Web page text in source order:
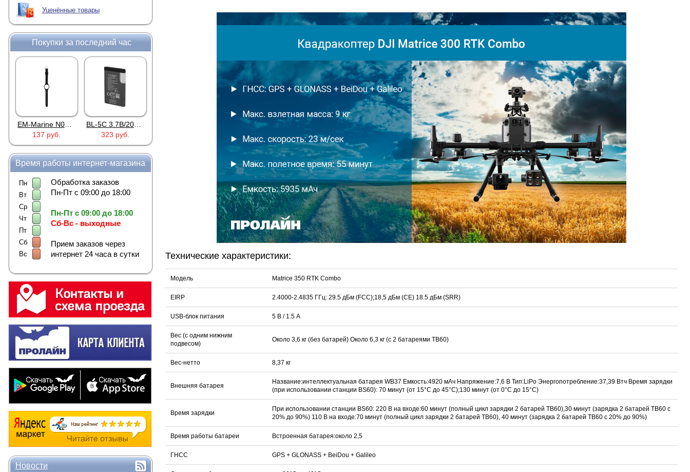
Уценённые товары
Покупки за последний час
EM-Marine N006BB
137 руб.
BL-5C 3.7В/2000мАч
323 руб.
HOCO S28 Dawn White
922 руб.
Proline PR-IM2045FCX
3 291 руб.
Proline PR-NVR5116
7 635 руб.
Sonoff WTS01 (RJ9)
468 руб.
Sonoff THR316 Origin
1 048 руб.
651 руб.
Время работы интернет-магазина
Пн
Вт
Ср
Чт
Пт
Сб
Вс
Обработка заказов
Пн-Пт с 09:00 до 18:00
Пн-Пт с 09:00 до 18:00
Сб-Вс - выходные
Прием заказов через
интернет 24 часа в сутки
Новости
Технические характеристики:
Модель Matrice 350 RTK Combo
EIRP 2.4000-2.4835 ГГц: 29.5 дБм (FCC);18,5 дБм (CE) 18.5 дБм (SRR)
USB-блок питания 5 В / 1.5 A
Вес (с одним нижним
подвесом)
Около 3,6 кг (без батарей) Около 6,3 кг (с 2 батареями TB60)
Вес-нетто 8,37 кг
Внешняя батарея
Название:интеллектуальная батарея WB37 Емкость:4920 мАч Напряжение:7,6 В Тип:LiPo Энергопотребление:37,39 Втч Время зарядки
(при использовании станции BS60): 70 минут (от 15°C до 45°C);130 минут (от 0°C до 15°C)
Время зарядки
При использовании станции BS60: 220 В на входе:60 минут (полный цикл зарядки 2 батарей TB60),30 минут (зарядка 2 батарей TB60 с
20% до 90%) 110 В на входе:70 минут (полный цикл зарядки 2 батарей TB60), 40 минут (зарядка 2 батарей TB60 с 20% до 90%)
Время работы батареи Встроенная батарея:около 2,5
ГНСС GPS + GLONASS + BeiDou + Galileo